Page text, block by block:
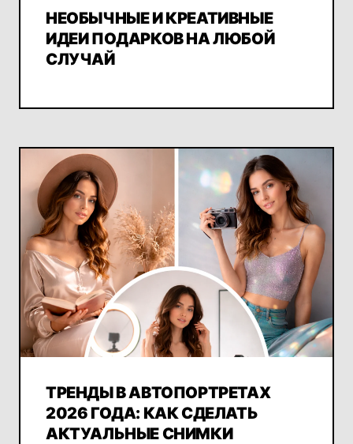
НЕОБЫЧНЫЕ И КРЕАТИВНЫЕ
ИДЕИ ПОДАРКОВ НА ЛЮБОЙ
СЛУЧАЙ
ТРЕНДЫ В АВТОПОРТРЕТАХ
2026 ГОДА: КАК СДЕЛАТЬ
АКТУАЛЬНЫЕ СНИМКИ